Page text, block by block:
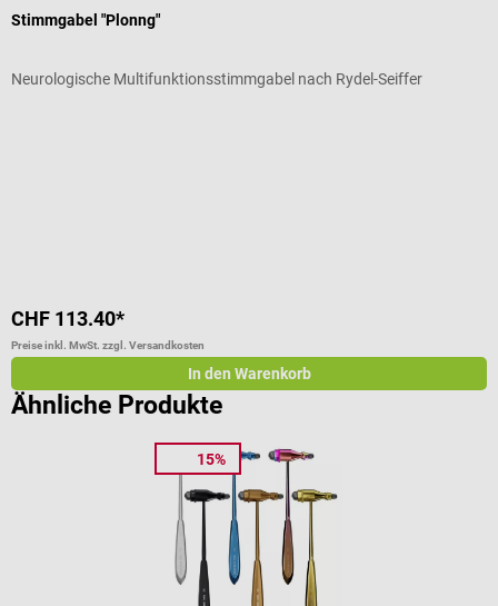
Stimmgabel "Plonng"
Neurologische Multifunktionsstimmgabel nach Rydel-Seiffer
CHF 113.40*
Preise inkl. MwSt. zzgl. Versandkosten
In den Warenkorb
Ähnliche Produkte
15%